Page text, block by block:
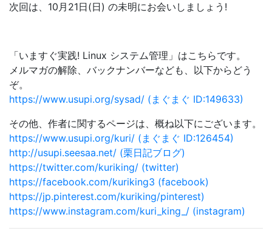
次回は、10月21日(日) の未明にお会いしましょう!
「いますぐ実践! Linux システム管理」はこちらです。
メルマガの解除、バックナンバーなども、以下からどう
ぞ。
https://www.usupi.org/sysad/ (まぐまぐ ID:149633)
その他、作者に関するページは、概ね以下にございます。
https://www.usupi.org/kuri/ (まぐまぐ ID:126454)
http://usupi.seesaa.net/ (栗日記ブログ)
https://twitter.com/kuriking/ (twitter)
https://facebook.com/kuriking3 (facebook)
https://jp.pinterest.com/kuriking/pinterest)
https://www.instagram.com/kuri_king_/ (instagram)